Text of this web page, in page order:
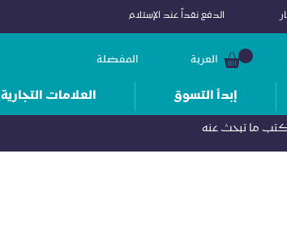
الدفع نقداً عند الإستلام
المفضلة العربة
العلامات التجارية إبدأ التسوق